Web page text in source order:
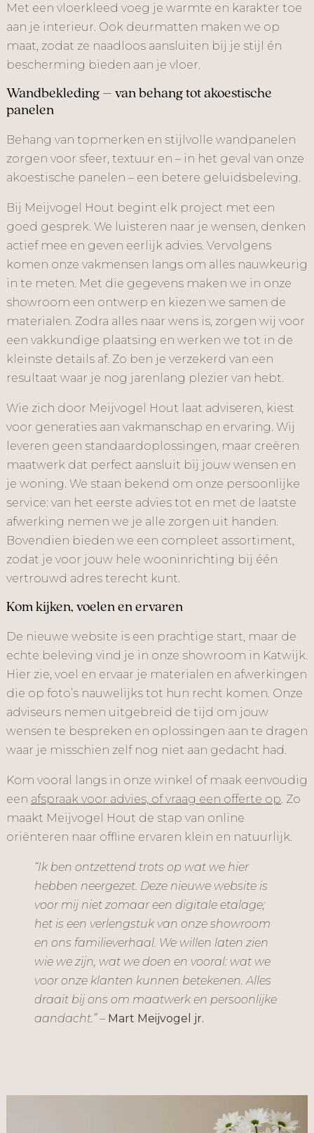
Met een vloerkleed voeg je warmte en karakter toe
aan je interieur. Ook deurmatten maken we op
maat, zodat ze naadloos aansluiten bij je stijl én
bescherming bieden aan je vloer.
Wandbekleding – van behang tot akoestische
panelen
Behang van topmerken en stijlvolle wandpanelen
zorgen voor sfeer, textuur en – in het geval van onze
akoestische panelen – een betere geluidsbeleving.
Bij Meijvogel Hout begint elk project met een
goed gesprek. We luisteren naar je wensen, denken
actief mee en geven eerlijk advies. Vervolgens
komen onze vakmensen langs om alles nauwkeurig
in te meten. Met die gegevens maken we in onze
showroom een ontwerp en kiezen we samen de
materialen. Zodra alles naar wens is, zorgen wij voor
een vakkundige plaatsing en werken we tot in de
kleinste details af. Zo ben je verzekerd van een
resultaat waar je nog jarenlang plezier van hebt.
Wie zich door Meijvogel Hout laat adviseren, kiest
voor generaties aan vakmanschap en ervaring. Wij
leveren geen standaardoplossingen, maar creëren
maatwerk dat perfect aansluit bij jouw wensen en
je woning. We staan bekend om onze persoonlijke
service: van het eerste advies tot en met de laatste
afwerking nemen we je alle zorgen uit handen.
Bovendien bieden we een compleet assortiment,
zodat je voor jouw hele wooninrichting bij één
vertrouwd adres terecht kunt.
Kom kijken, voelen en ervaren
De nieuwe website is een prachtige start, maar de
echte beleving vind je in onze showroom in Katwijk.
Hier zie, voel en ervaar je materialen en afwerkingen
die op foto’s nauwelijks tot hun recht komen. Onze
adviseurs nemen uitgebreid de tijd om jouw
wensen te bespreken en oplossingen aan te dragen
waar je misschien zelf nog niet aan gedacht had.
Kom vooral langs in onze winkel of maak eenvoudig
een afspraak voor advies, of vraag een offerte op. Zo
maakt Meijvogel Hout de stap van online
oriënteren naar offline ervaren klein en natuurlijk.
“Ik ben ontzettend trots op wat we hier
hebben neergezet. Deze nieuwe website is
voor mij niet zomaar een digitale etalage;
het is een verlengstuk van onze showroom
en ons familieverhaal. We willen laten zien
wie we zijn, wat we doen en vooral: wat we
voor onze klanten kunnen betekenen. Alles
draait bij ons om maatwerk en persoonlijke
aandacht.”– Mart Meijvogel jr.